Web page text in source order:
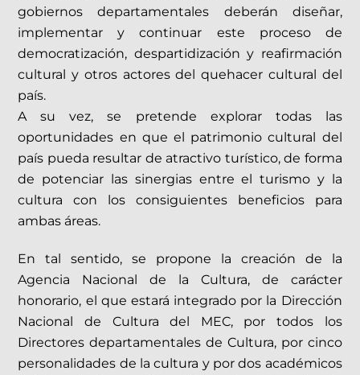
gobiernos departamentales deberán diseñar,
implementar y continuar este proceso de
democratización, despartidización y reafirmación
cultural y otros actores del quehacer cultural del
país.
A su vez, se pretende explorar todas las
oportunidades en que el patrimonio cultural del
país pueda resultar de atractivo turístico, de forma
de potenciar las sinergias entre el turismo y la
cultura con los consiguientes beneficios para
ambas áreas.
En tal sentido, se propone la creación de la
Agencia Nacional de la Cultura, de carácter
honorario, el que estará integrado por la Dirección
Nacional de Cultura del MEC, por todos los
Directores departamentales de Cultura, por cinco
personalidades de la cultura y por dos académicos